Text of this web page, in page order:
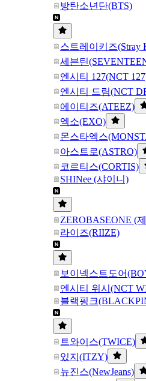
방탄소년단(BTS)
스트레이키즈(Stray
세븐틴
엔시티 127(NCT
엔시티 드림(NCT
에이티즈(ATEEZ)
엑소(EXO)
몬스타엑스
아스트로(ASTRO)
코르티스(CORTIS)
SHINee (샤이니)
ZEROBASEONE (
라이즈(RIIZE)
보이넥스트도어
엔시티 위시(NCT
블랙핑크
트와이스(TWICE)
있지(ITZY)
뉴진스(NewJeans)